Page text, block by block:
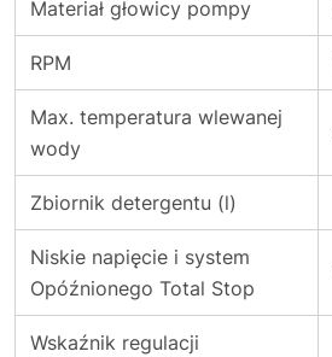
Materiał głowicy pompy
RPM
Max. temperatura wlewanej
wody
Zbiornik detergentu (l)
Niskie napięcie i system
Opóźnionego Total Stop
Wskaźnik regulacji